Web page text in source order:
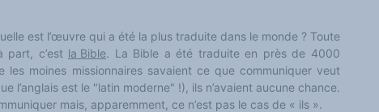
est l’œuvre qui a été la plus traduite dans le monde ? Toute
part, c’est la Bible. La Bible a été traduite en près de 4000
les moines missionnaires savaient ce que communiquer veut
l’anglais est le "latin moderne" !), ils n’avaient aucune chance.
mais, apparemment, ce n’est pas le cas de « ils ».